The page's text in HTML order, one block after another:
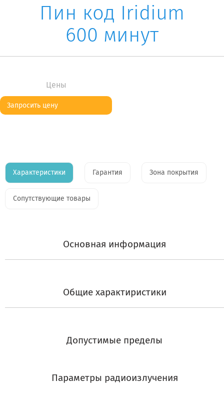
Пин код Iridium
600 минут
Цены
Запросить цену
Характеристики Гарантия Зона покрытия
Сопутствующие товары
Основная информация
Общие характиристики
Допустимые пределы
Параметры радиоизлучения